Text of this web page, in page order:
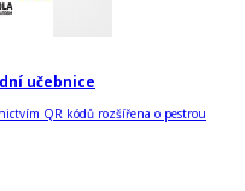
učebnice
QR kódů rozšířena o pestrou